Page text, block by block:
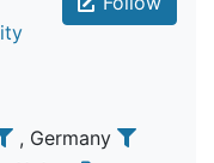
, Germany